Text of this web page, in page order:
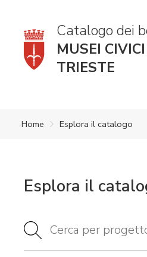
Catalogo dei
MUSEI
TRIESTE
Home Esplora il catalogo
Esplora il